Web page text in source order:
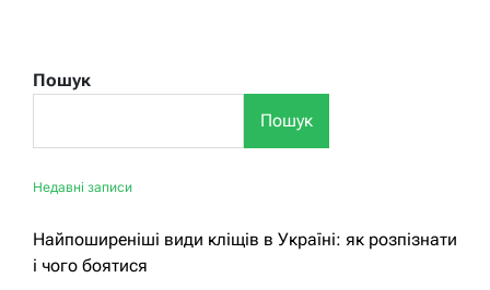
Пошук
Пошук
Недавні записи
Найпоширеніші види кліщів в Україні: як розпізнати
і чого боятися